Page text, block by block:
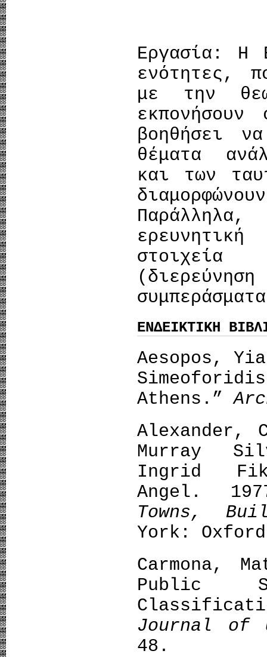
Εργασία: Η
ενότητες,
με την
βοηθήσει
θέματα
και των
Παράλληλα,
στοιχεία
ΕΝΔΕΙΚΤΙΚΗ
Aesopos,
Athens.”
Alexander,
Murray
Ingrid
Angel.
Towns,
York:
Carmona,
Public
Journal of
48.